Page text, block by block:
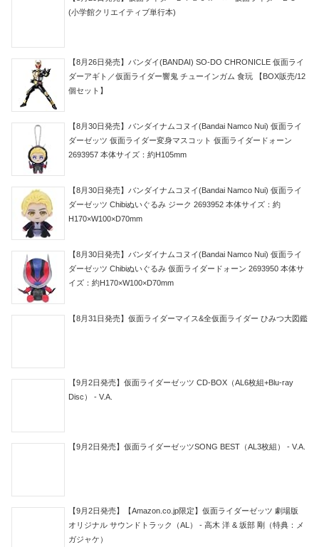
(小学館クリエイティブ単行本)
【8月26日発売】バンダイ(BANDAI) SO-DO CHRONICLE 仮面ライ
ダーアギト／仮面ライダー響鬼 チューインガム 食玩 【BOX販売/12
個セット】
【8月30日発売】バンダイナムコヌイ(Bandai Namco Nui) 仮面ライ
ダーゼッツ 仮面ライダー変身マスコット 仮面ライダードォーン
2693957 本体サイズ：約H105mm
【8月30日発売】バンダイナムコヌイ(Bandai Namco Nui) 仮面ライ
ダーゼッツ Chibiぬいぐるみ ジーク 2693952 本体サイズ：約
H170×W100×D70mm
【8月30日発売】バンダイナムコヌイ(Bandai Namco Nui) 仮面ライ
ダーゼッツ Chibiぬいぐるみ 仮面ライダードォーン 2693950 本体サ
イズ：約H170×W100×D70mm
【8月31日発売】仮面ライダーマイス&全仮面ライダー ひみつ大図鑑
【9月2日発売】仮面ライダーゼッツ CD-BOX（AL6枚組+Blu-ray
Disc） - V.A.
【9月2日発売】仮面ライダーゼッツSONG BEST（AL3枚組） - V.A.
【9月2日発売】【Amazon.co.jp限定】仮面ライダーゼッツ 劇場版
オリジナル サウンドトラック（AL） - 高木 洋 & 坂部 剛（特典：メ
ガジャケ）